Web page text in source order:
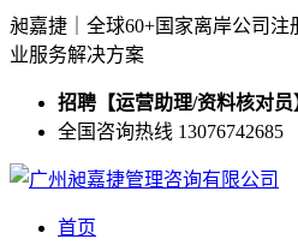
昶嘉捷｜全球60+国家离岸公司
业服务解决方案
招聘【运营助理/资料核对员
全国咨询热线 13076742685
首页